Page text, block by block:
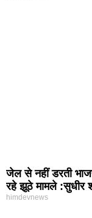
जेल से नहीं डरती
रहे झूठे मामले :सुधीर
himdevnews